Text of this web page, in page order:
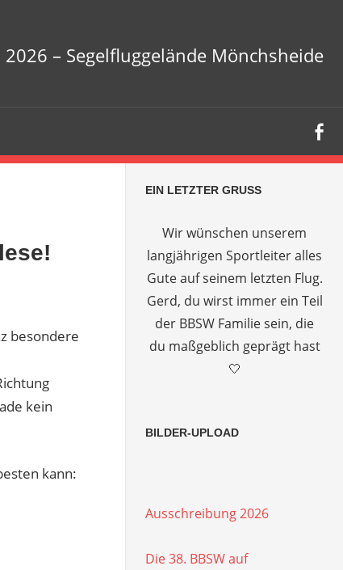
– Segelfluggelände Mönchsheide
besondere
kein
kann:
EIN LETZTER GRUSS
Wir wünschen unserem
langjährigen Sportleiter alles
Gute auf seinem letzten Flug.
Gerd, du wirst immer ein Teil
der BBSW Familie sein, die
du maßgeblich geprägt hast
🤍
BILDER-UPLOAD
Ausschreibung 2026
Die 38. BBSW auf